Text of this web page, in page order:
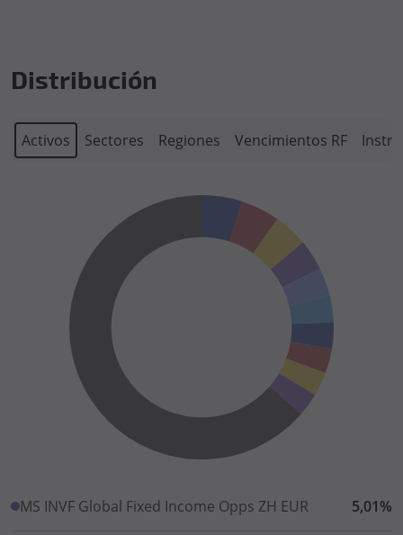
Distribución
Activos Sectores Regiones Vencimientos RF
MS INVF Global Fixed Income Opps ZH EUR 5,01%